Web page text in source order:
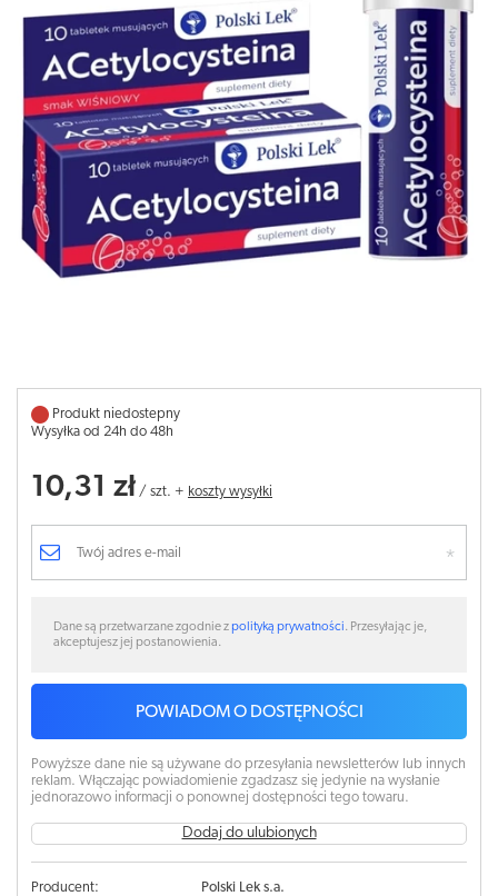
Produkt niedostepny
Wysyłka od 24h do 48h
10,31 zł / szt. + koszty wysyłki
Dane są przetwarzane zgodnie zpolityką prywatności. Przesyłając je,
akceptujesz jej postanowienia.
POWIADOM O DOSTĘPNOŚCI
Powyższe dane nie są używane do przesyłania newsletterów lub innych
reklam. Włączając powiadomienie zgadzasz się jedynie na wysłanie
jednorazowo informacji o ponownej dostępności tego towaru.
Dodaj do ulubionych
Producent:
Polski Lek s.a.